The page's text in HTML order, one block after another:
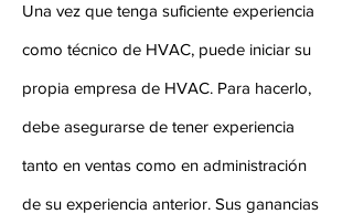
Una vez que tenga suficiente experiencia
como técnico de HVAC, puede iniciar su
propia empresa de HVAC. Para hacerlo,
debe asegurarse de tener experiencia
tanto en ventas como en administración
de su experiencia anterior. Sus ganancias